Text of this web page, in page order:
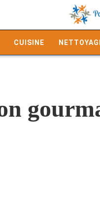
CUISINE